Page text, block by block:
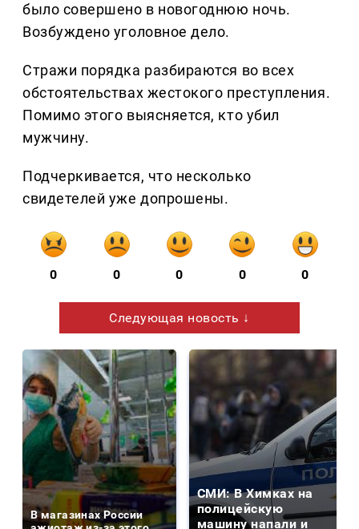
было совершено в новогоднюю ночь.
Возбуждено уголовное дело.
Стражи порядка разбираются во всех
обстоятельствах жестокого преступления.
Помимо этого выясняется, кто убил
мужчину.
Подчеркивается, что несколько
свидетелей уже допрошены.
0 0 0 0 0
Следующая новость ↓
В магазинах России
СМИ: В Химках на
полицейскую
машину напали и